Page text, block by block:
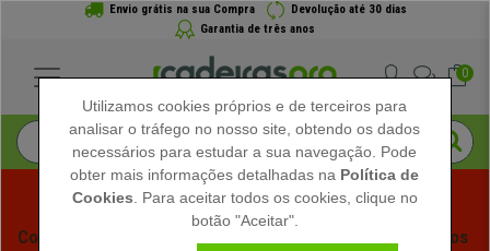
Envio grátis na sua Compra
Devolução até 30 dias
Garantia de três anos
0
Começam os Saldos de Verão em Cadeiraspro! Descontos
Utilizamos cookies próprios e de terceiros para
analisar o tráfego no nosso site, obtendo os dados
necessários para estudar a sua navegação. Pode
obter mais informações detalhadas na Política de
Cookies . Para aceitar todos os cookies, clique no
botão "Aceitar".